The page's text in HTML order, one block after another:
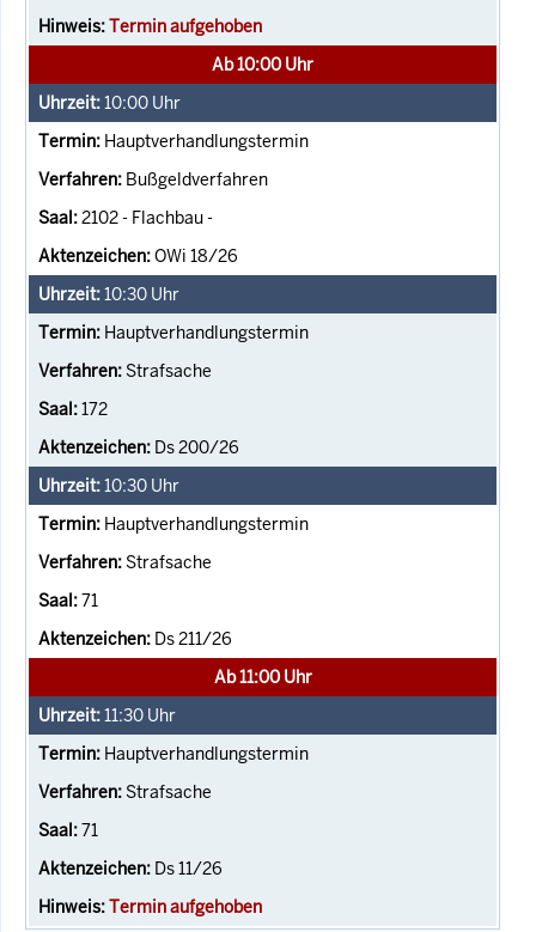
Termin aufgehoben
Ab 10:00 Uhr
10:00 Uhr
Hauptverhandlungstermin
Bußgeldverfahren
2102 - Flachbau -
OWi 18/26
10:30 Uhr
Hauptverhandlungstermin
Strafsache
172
Ds 200/26
10:30 Uhr
Hauptverhandlungstermin
Strafsache
71
Ds 211/26
Ab 11:00 Uhr
11:30 Uhr
Hauptverhandlungstermin
Strafsache
71
Ds 11/26
Termin aufgehoben